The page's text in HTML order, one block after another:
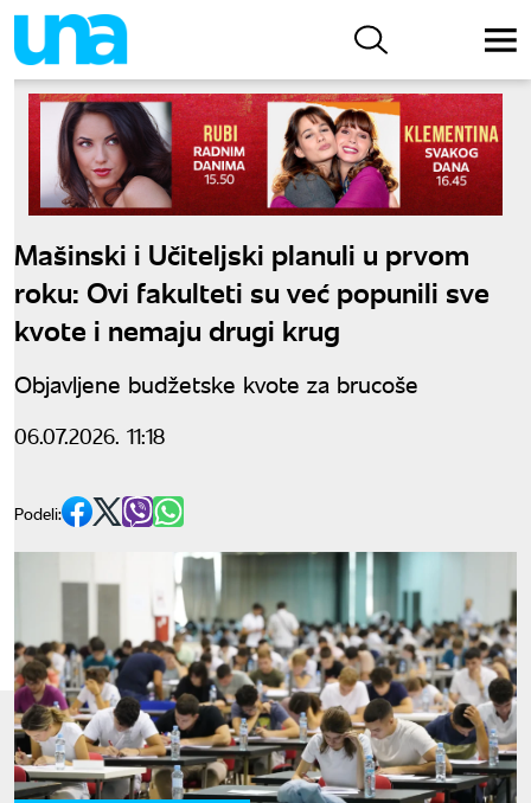
Mašinski i Učiteljski planuli u prvom
roku: Ovi fakulteti su već popunili sve
kvote i nemaju drugi krug
Objavljene budžetske kvote za brucoše
06.07.2026. 11:18
Podeli: